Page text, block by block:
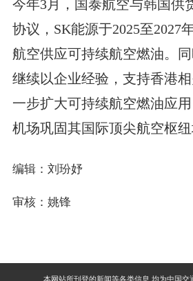
今年3月，国泰航空与韩国供
协议，SK能源于2025至2027
航空供应可持续航空燃油。
继续以企业经验，支持香港
一步扩大可持续航空燃油应
机场巩固其国际顶尖航空枢纽
编辑：刘玢妤
审核：姚锋
本网站所刊登的新闻等各类信息,均为中国交